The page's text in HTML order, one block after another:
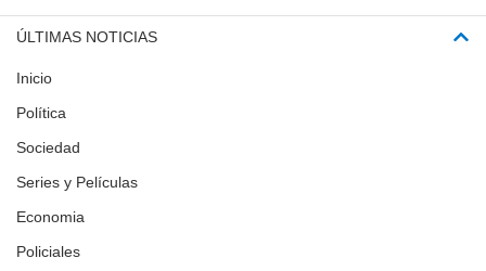
ÚLTIMAS NOTICIAS
Inicio
Política
Sociedad
Series y Películas
Economia
Policiales